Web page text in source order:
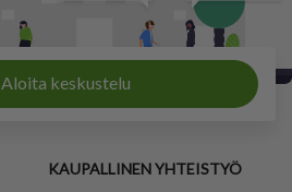
Aloita keskustelu
KAUPALLINEN YHTEISTYÖ